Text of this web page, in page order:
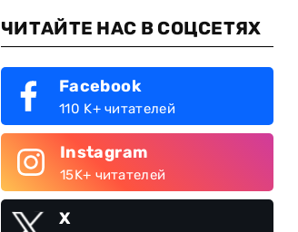
ЧИТАЙТЕ НАС В СОЦСЕТЯХ
Facebook
110 K+ читателей
Instagram
15K+ читателей
X